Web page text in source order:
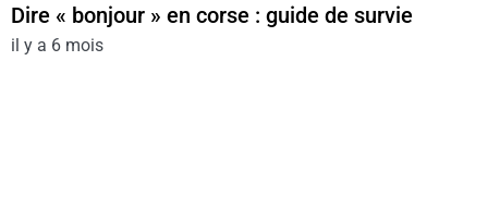
Dire « bonjour » en corse : guide de survie
il y a 6 mois